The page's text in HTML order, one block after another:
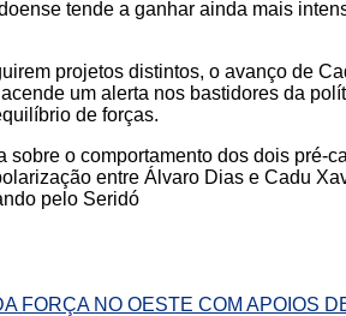
tende a ganhar ainda mais
projetos distintos, o avanço de
um alerta nos bastidores da
de forças.
sobre o comportamento dos dois pré-
entre Álvaro Dias e Cadu
pelo Seridó
FORÇA NO OESTE COM APOIOS